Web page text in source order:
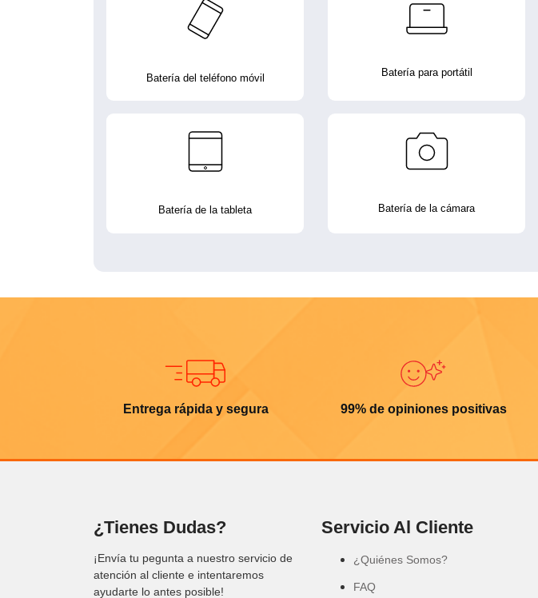
Batería del teléfono móvil Batería para portátil
Batería de la tableta Batería de la cámara
Entrega rápida y segura 99% de opiniones positivas
¿Tienes Dudas?
¡Envía tu pegunta a nuestro servicio de
atención al cliente e intentaremos
ayudarte lo antes posible!
Servicio Al Cliente
¿Quiénes Somos?
FAQ